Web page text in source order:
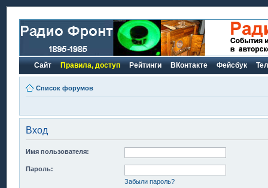
Сайт Правила, доступ Рейтинги ВКонтакте Фейсбук
Список форумов
Вход
Имя пользователя:
Пароль:
Забыли пароль?